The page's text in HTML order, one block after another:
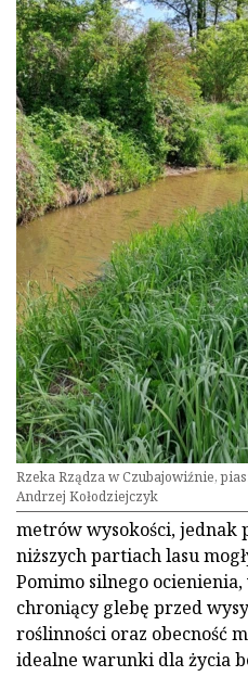
Rzeka Rządza w Czubajowiźnie,
Andrzej Kołodziejczyk
metrów wysokości, jednak
niższych partiach lasu
Pomimo silnego
chroniący glebę przed
roślinności oraz obecność
idealne warunki dla życia